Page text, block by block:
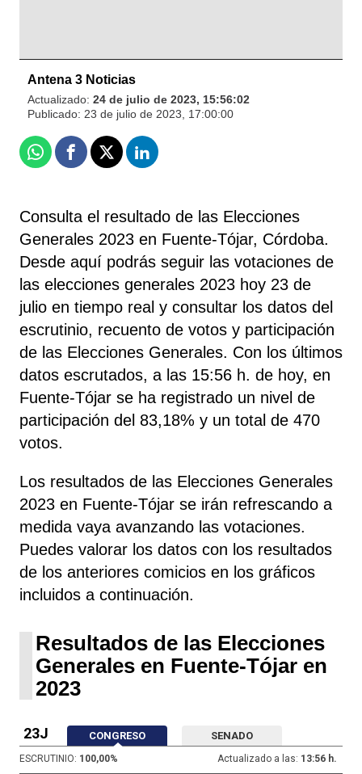
Antena 3 Noticias
Actualizado: 24 de julio de 2023, 15:56:02
Publicado: 23 de julio de 2023, 17:00:00
WhatsappFacebook
X Linkedin
Consulta el resultado de las Elecciones
Generales 2023 en Fuente-Tójar, Córdoba.
Desde aquí podrás seguir las votaciones de
las elecciones generales 2023 hoy 23 de
julio en tiempo real y consultar los datos del
escrutinio, recuento de votos y participación
de las Elecciones Generales. Con los últimos
datos escrutados, a las 15:56 h. de hoy, en
Fuente-Tójar se ha registrado un nivel de
participación del 83,18% y un total de 470
votos.
Los resultados de las Elecciones Generales
2023 en Fuente-Tójar se irán refrescando a
medida vaya avanzando las votaciones.
Puedes valorar los datos con los resultados
de los anteriores comicios en los gráficos
incluidos a continuación.
Resultados de las Elecciones
Generales en Fuente-Tójar en
2023
23J CONGRESO SENADO
ESCRUTINIO: 100,00% Actualizado a las: 13:56 h.